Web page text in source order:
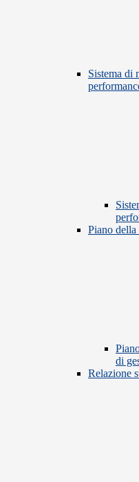
Sistema di
Piano della
di
Relazione